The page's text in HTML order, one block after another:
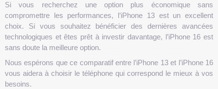
Si vous recherchez une option plus économique sans
compromettre les performances, l’iPhone 13 est un excellent
choix. Si vous souhaitez bénéficier des dernières avancées
technologiques et êtes prêt à investir davantage, l’iPhone 16 est
sans doute la meilleure option.
Nous espérons que ce comparatif entre l’iPhone 13 et l’iPhone 16
vous aidera à choisir le téléphone qui correspond le mieux à vos
besoins.